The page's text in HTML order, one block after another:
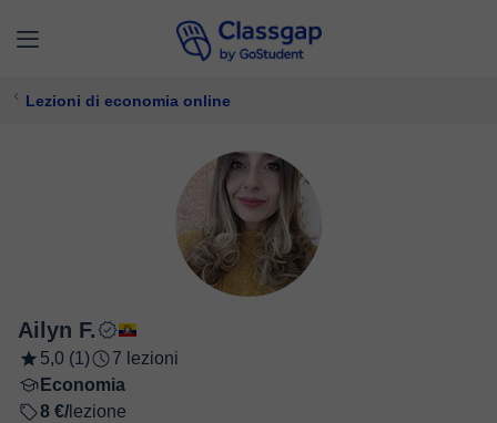
Lezioni di economia online
Ailyn F.
5,0 (1)
7 lezioni
Economia
8 €/ lezione